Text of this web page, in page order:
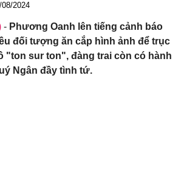
2024
- Phương Oanh lên tiếng cảnh báo
đối tượng ăn cắp hình ảnh để trục
"ton sur ton", đàng trai còn có hành
Ngân đầy tình tứ.